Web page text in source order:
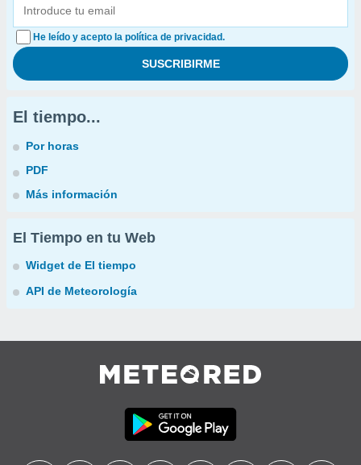
He leído y acepto la política de privacidad.
El tiempo...
Por horas
PDF
Más información
El Tiempo en tu Web
Widget de El tiempo
API de Meteorología